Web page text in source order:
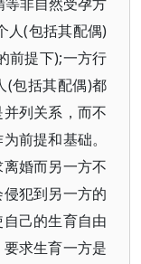
人(包括其配偶)
前提下);一方行
(包括其配偶)都
列关系，而不
前提和基础。
婚而另一方不
犯到另一方的
己的生育自由
求生育一方是